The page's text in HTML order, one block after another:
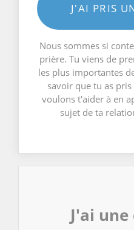
J'AI PRIS
Nous sommes si
prière. Tu viens de
les plus importantes
savoir que tu as
voulons t'aider à en
sujet de ta
J'ai